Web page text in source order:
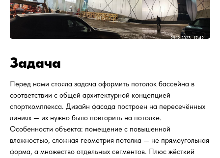
Задача
Перед нами стояла задача оформить потолок бассейна в
соответствии с общей архитектурной концепцией
спорткомплекса. Дизайн фасада построен на пересечённых
линиях — их нужно было повторить на потолке.
Особенности объекта: помещение с повышенной
влажностью, сложная геометрия потолка — не прямоугольная
форма, а множество отдельных сегментов. Плюс жёсткий